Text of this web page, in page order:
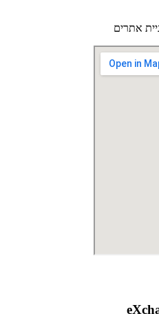
אתרים